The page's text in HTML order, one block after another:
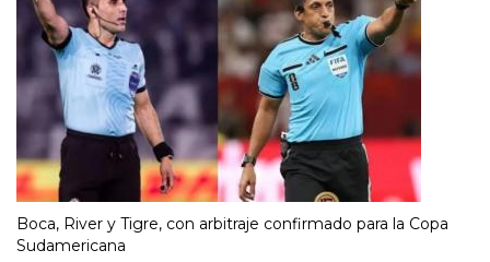
Boca, River y Tigre, con arbitraje confirmado para la Copa
Sudamericana